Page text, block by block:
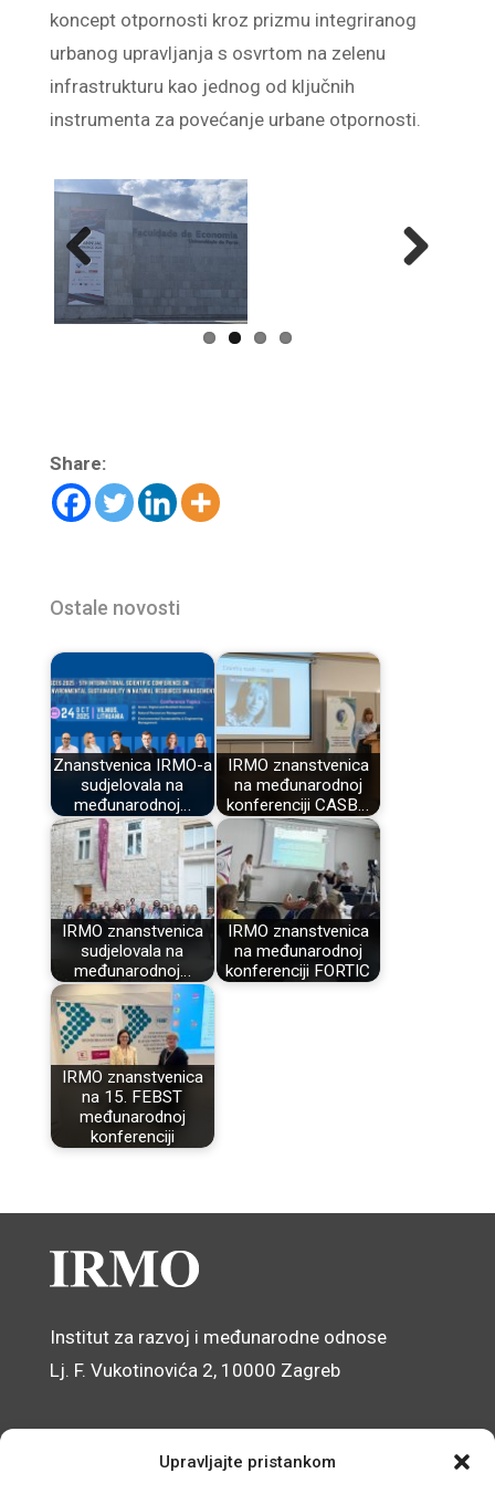
Upravljajte pristankom
koncept otpornosti kroz prizmu integriranog
urbanog upravljanja s osvrtom na zelenu
infrastrukturu kao jednog od ključnih
instrumenta za povećanje urbane otpornosti.
Previ
ous
Share:
Ostale novosti
Znanstvenica IRMO-a
sudjelovala na
međunarodnoj…
IRMO znanstvenica
na međunarodnoj
konferenciji CASB…
IRMO znanstvenica
sudjelovala na
međunarodnoj…
IRMO znanstvenica
na međunarodnoj
konferenciji FORTIC
IRMO znanstvenica
na 15. FEBST
međunarodnoj
konferenciji
Institut za razvoj i međunarodne odnose
Lj. F. Vukotinovića 2, 10000 Zagreb
Zaštita osobnih podataka